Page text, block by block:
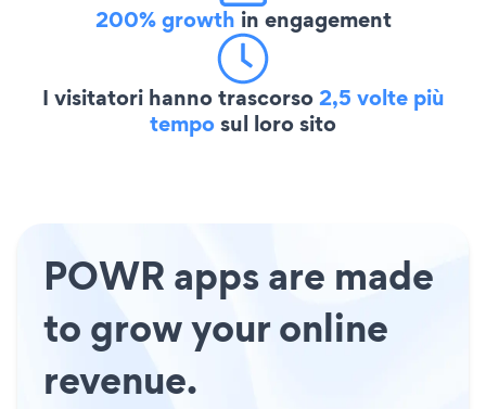
200% growth in engagement
I visitatori hanno trascorso2,5 volte più
temposul loro sito
POWR apps are made
to grow your online
revenue.